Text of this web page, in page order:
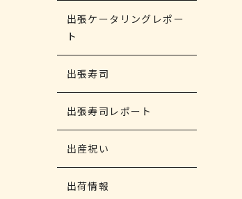
出張ケータリングレポー
ト
出張寿司
出張寿司レポート
出産祝い
出荷情報